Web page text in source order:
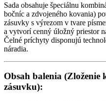
Sada obsahuje špeciálnu
bočníc a zdvojeného kovania)
zásuvky s výrezom v tvare
a vytvorí cenný úložný priestor
Čelné príchyty disponujú
náradia.
Obsah balenia (Zloženie
zásuvku):